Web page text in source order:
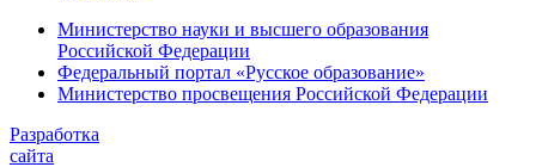
Министерство науки и высшего образования
Российской Федерации
Федеральный портал «Русское образование»
Министерство просвещения Российской Федерации
Разработка
сайта